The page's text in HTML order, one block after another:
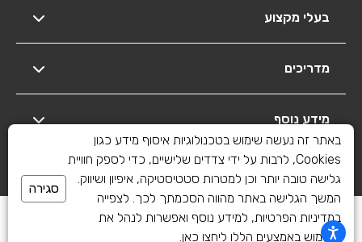
בעלי מקצוע
מדריכים
מידע נוסף
יצירת קשר
כל הזכויות שמורות לשיפוצים פלוס 2010-2026
באתר זה נעשה שימוש בטכנולוגיות איסוף מידע כגון
Cookies, לרבות על ידי צדדים שלישיים, כדי לספק חוויית
גלישה טובה יותר וכן למטרות סטטיסטיקה, איפיון ושיווק.
המשך הגלישה באתר מהווה הסכמתך לכך. לצפייה
במדיניות הפרטיות, למידע נוסף ואפשרות לנהל את
השימוש באמצעים הללו ליחצו כאן.
סגירה